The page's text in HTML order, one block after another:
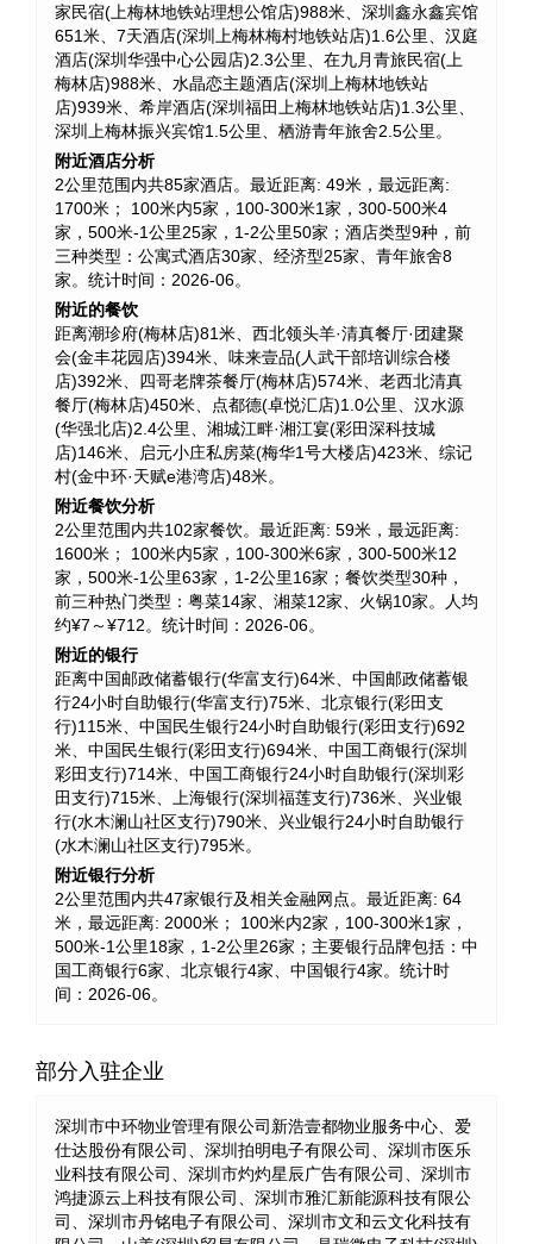
家民宿(上梅林地铁站理想公馆店)988米、深圳鑫永鑫宾馆
651米、7天酒店(深圳上梅林梅村地铁站店)1.6公里、汉庭
酒店(深圳华强中心公园店)2.3公里、在九月青旅民宿(上
梅林店)988米、水晶恋主题酒店(深圳上梅林地铁站
店)939米、希岸酒店(深圳福田上梅林地铁站店)1.3公里、
深圳上梅林振兴宾馆1.5公里、栖游青年旅舍2.5公里。
附近酒店分析
2公里范围内共85家酒店。最近距离: 49米，最远距离:
1700米； 100米内5家，100-300米1家，300-500米4
家，500米-1公里25家，1-2公里50家；酒店类型9种，前
三种类型：公寓式酒店30家、经济型25家、青年旅舍8
家。统计时间：2026-06。
附近的餐饮
距离潮珍府(梅林店)81米、西北领头羊·清真餐厅·团建聚
会(金丰花园店)394米、味来壹品(人武干部培训综合楼
店)392米、四哥老牌茶餐厅(梅林店)574米、老西北清真
餐厅(梅林店)450米、点都德(卓悦汇店)1.0公里、汉水源
(华强北店)2.4公里、湘城江畔·湘江宴(彩田深科技城
店)146米、启元小庄私房菜(梅华1号大楼店)423米、综记
村(金中环·天赋e港湾店)48米。
附近餐饮分析
2公里范围内共102家餐饮。最近距离: 59米，最远距离:
1600米； 100米内5家，100-300米6家，300-500米12
家，500米-1公里63家，1-2公里16家；餐饮类型30种，
前三种热门类型：粤菜14家、湘菜12家、火锅10家。人均
约¥7～¥712。统计时间：2026-06。
附近的银行
距离中国邮政储蓄银行(华富支行)64米、中国邮政储蓄银
行24小时自助银行(华富支行)75米、北京银行(彩田支
行)115米、中国民生银行24小时自助银行(彩田支行)692
米、中国民生银行(彩田支行)694米、中国工商银行(深圳
彩田支行)714米、中国工商银行24小时自助银行(深圳彩
田支行)715米、上海银行(深圳福莲支行)736米、兴业银
行(水木澜山社区支行)790米、兴业银行24小时自助银行
(水木澜山社区支行)795米。
附近银行分析
2公里范围内共47家银行及相关金融网点。最近距离: 64
米，最远距离: 2000米； 100米内2家，100-300米1家，
500米-1公里18家，1-2公里26家；主要银行品牌包括：中
国工商银行6家、北京银行4家、中国银行4家。统计时
间：2026-06。
部分入驻企业
深圳市中环物业管理有限公司新浩壹都物业服务中心、爱
仕达股份有限公司、深圳拍明电子有限公司、深圳市医乐
业科技有限公司、深圳市灼灼星辰广告有限公司、深圳市
鸿捷源云上科技有限公司、深圳市雅汇新能源科技有限公
司、深圳市丹铭电子有限公司、深圳市文和云文化科技有